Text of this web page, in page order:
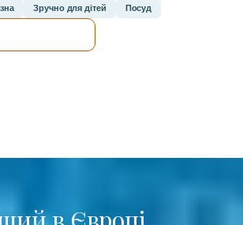
Зручно для дітей Посуд